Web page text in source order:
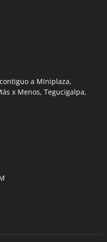
a Miniplaza,
x Menos, Tegucigalpa,